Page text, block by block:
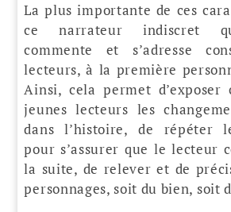
La plus importante de ces
ce narrateur indiscret
commente et s’adresse
lecteurs, à la première
Ainsi, cela permet d’exposer
jeunes lecteurs les
dans l’histoire, de répéter
pour s’assurer que le lecteur
la suite, de relever et de
personnages, soit du bien, soit